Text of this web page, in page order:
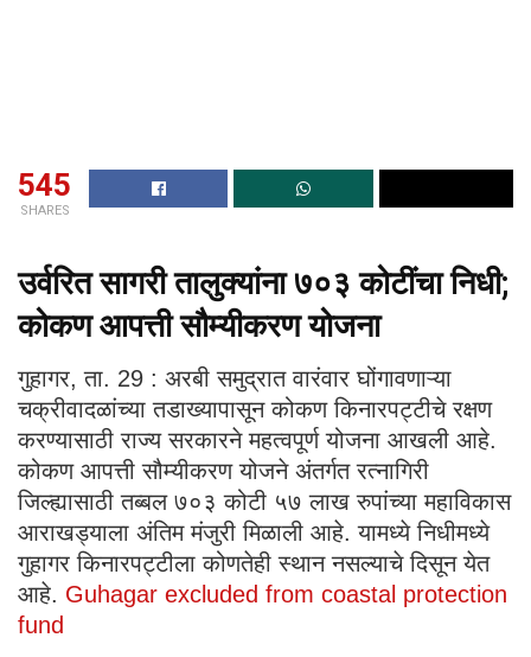
545
SHARES
उर्वरित सागरी तालुक्यांना ७०३ कोटींचा निधी;
कोकण आपत्ती सौम्यीकरण योजना
गुहागर, ता. 29 : अरबी समुद्रात वारंवार घोंगावणाऱ्या
चक्रीवादळांच्या तडाख्यापासून कोकण किनारपट्टीचे रक्षण
करण्यासाठी राज्य सरकारने महत्वपूर्ण योजना आखली आहे.
कोकण आपत्ती सौम्यीकरण योजने अंतर्गत रत्नागिरी
जिल्ह्यासाठी तब्बल ७०३ कोटी ५७ लाख रुपांच्या महाविकास
आराखड्याला अंतिम मंजुरी मिळाली आहे. यामध्ये निधीमध्ये
गुहागर किनारपट्टीला कोणतेही स्थान नसल्याचे दिसून येत
आहे. Guhagar excluded from coastal protection
fund